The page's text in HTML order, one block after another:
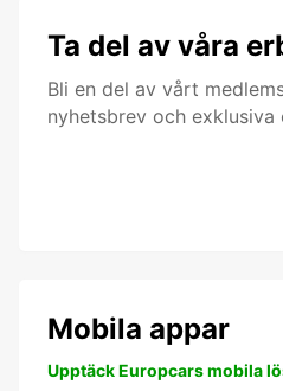
Ta del av våra
Bli en del av vårt
nyhetsbrev och exklusiva
Mobila appar
Upptäck Europcars mobila